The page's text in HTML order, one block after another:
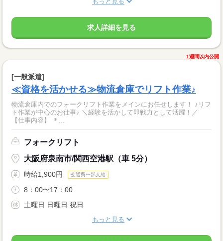
求人詳細を見る
1週間以内公開
[一般派遣]
≪資格を活かせる≫物流倉庫でリフト作業♪
物流倉庫内でのフォークリフト作業をメインにお任せします！ ♪リフ
ト作業が中心のお仕事♪ ＼経験を活かして即戦力として活躍！／
【仕事内容】 ＊...
フォークリフト
大阪府泉南市/関西空港駅（車 5分）
時給1,900円 交通費一部支給
8：00〜17：00
土曜日 日曜日 祝日
もっと見る